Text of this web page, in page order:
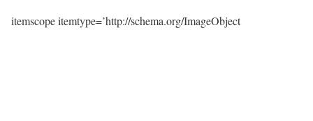
itemscope itemtype=’http://schema.org/ImageObject